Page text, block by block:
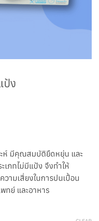
ป้ง
ะห์ มีคุณสมบัติยืดหยุ่น และ
เภทไม่มีแป้ง จึงทำให้
ามเสี่ยงในการปนเปื้อน
ทย์ และอาหาร